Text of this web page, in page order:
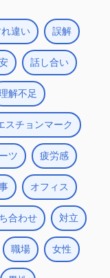
違い 誤解
話し合い
解不足
スチョンマーク
ツ 疲労感
オフィス
合わせ 対立
職場 女性